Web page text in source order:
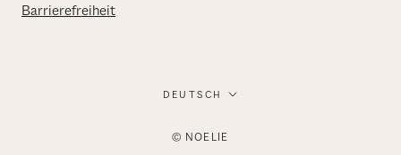
Barrierefreiheit
Sprache
DEUTSCH
© NOELIE